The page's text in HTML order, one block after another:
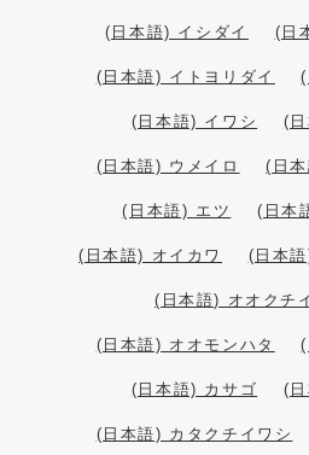
(日本語) イシダイ (日
(日本語) イトヨリダイ
(日本語) イワシ (
(日本語) ウメイロ (日
(日本語) エツ (日本
(日本語) オイカワ (日本
(日本語) オオクチ
(日本語) オオモンハタ
(日本語) カサゴ (
(日本語) カタクチイワシ